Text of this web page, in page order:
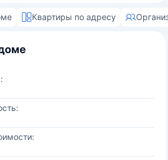
Квартиры по адресу